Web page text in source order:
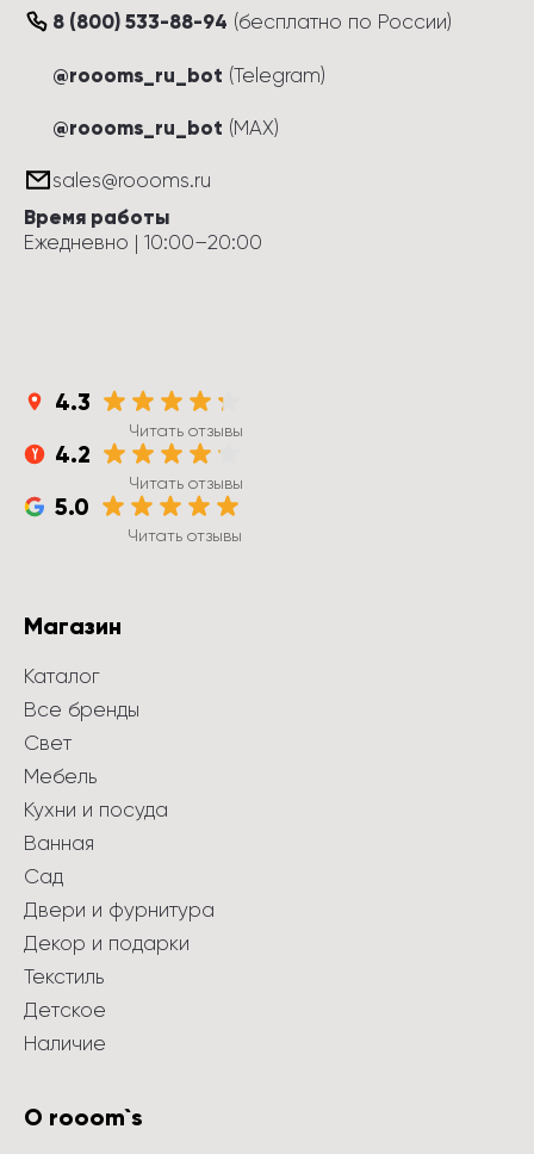
8 (800) 533-88-94 (бесплатно по России)
@roooms_ru_bot (Telegram)
@roooms_ru_bot (MAX)
sales@roooms.ru
Время работы
Ежедневно | 10:00–20:00
4.3
Читать отзывы
4.2
Читать отзывы
5.0
Читать отзывы
Магазин
Каталог
Все бренды
Свет
Мебель
Кухни и посуда
Ванная
Сад
Двери и фурнитура
Декор и подарки
Текстиль
Детское
Наличие
О rooom`s